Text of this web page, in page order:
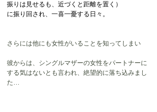
振りは見せるも、近づくと距離を置く）
に振り回され、一喜一憂する日々。
​さらには他にも女性がいることを知ってしまい
彼からは、シングルマザーの女性をパートナーに
する気はないとも言われ、絶望的に落ち込みまし
た…